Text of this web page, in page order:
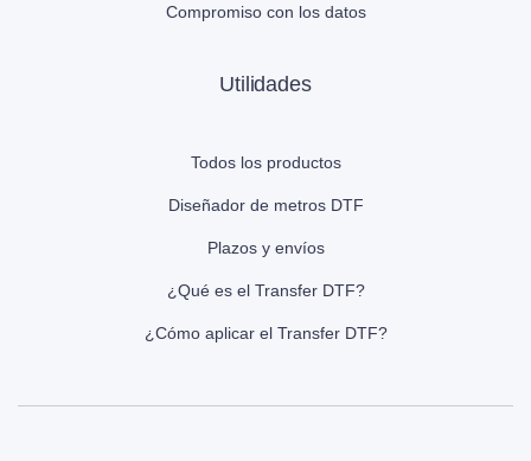
Compromiso con los datos
Utilidades
Todos los productos
Diseñador de metros DTF
Plazos y envíos
¿Qué es el Transfer DTF?
¿Cómo aplicar el Transfer DTF?